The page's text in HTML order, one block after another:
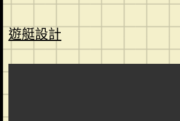
遊艇設計